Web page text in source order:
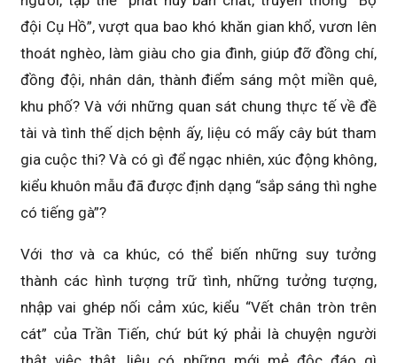
đội Cụ Hồ”, vượt qua bao khó khăn gian khổ, vươn lên
thoát nghèo, làm giàu cho gia đình, giúp đỡ đồng chí,
đồng đội, nhân dân, thành điểm sáng một miền quê,
khu phố? Và với những quan sát chung thực tế về đề
tài và tình thế dịch bệnh ấy, liệu có mấy cây bút tham
gia cuộc thi? Và có gì để ngạc nhiên, xúc động không,
kiểu khuôn mẫu đã được định dạng “sắp sáng thì nghe
có tiếng gà”?
Với thơ và ca khúc, có thể biến những suy tưởng
thành các hình tượng trữ tình, những tưởng tượng,
nhập vai ghép nối cảm xúc, kiểu “Vết chân tròn trên
cát” của Trần Tiến, chứ bút ký phải là chuyện người